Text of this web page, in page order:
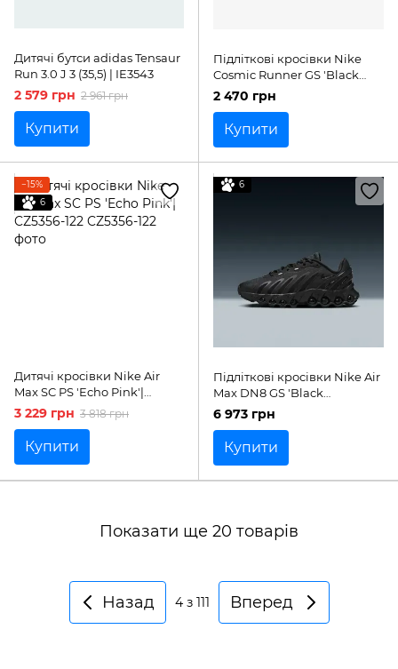
Дитячі бутси adidas Tensaur
Run 3.0 J 3 (35,5) | IE3543
2 579 грн 2 961 грн
Купити
Підліткові кросівки Nike
Cosmic Runner GS 'Black
Anthracite'| HM4402-001
2 470 грн
Купити
−15%
6
Дитячі кросівки Nike Air
Max SC PS 'Echo Pink'|
CZ5356-122
3 229 грн 3 818 грн
Купити
6
Підліткові кросівки Nike Air
Max DN8 GS 'Black
Anthracite'| HF7310-002
6 973 грн
Купити
Показати ще 20 товарів
Назад 4з 111 Вперед